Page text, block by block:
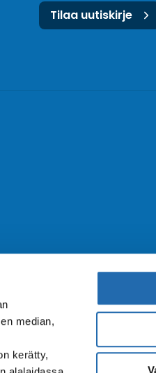
median,
kerätty,
Tilaa uutiskirje